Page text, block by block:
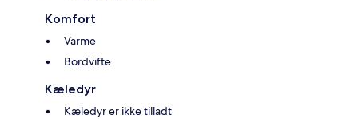
Komfort
Varme
Bordvifte
Kæledyr
Kæledyr er ikke tilladt